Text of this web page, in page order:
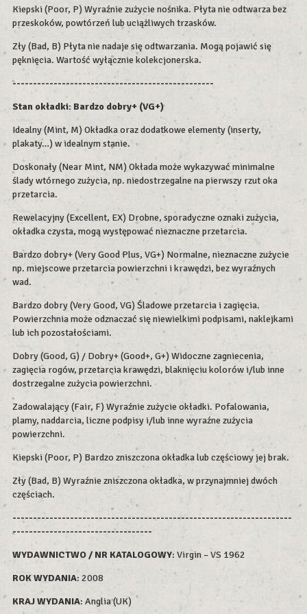
Kiepski (Poor, P) Wyraźnie zużycie nośnika. Płyta nie odtwarza bez
przeskoków, powtórzeń lub uciążliwych trzasków.
Zły (Bad, B) Płyta nie nadaje się odtwarzania. Mogą pojawić się
pęknięcia. Wartość wyłącznie kolekcjonerska.
-------------------------------------------------
Stan okładki: Bardzo dobry+ (VG+)
Idealny (Mint, M) Okładka oraz dodatkowe elementy (inserty,
plakaty…) w idealnym stanie.
Doskonały (Near Mint, NM) Okłada może wykazywać minimalne
ślady wtórnego zużycia, np. niedostrzegalne na pierwszy rzut oka
przetarcia.
Rewelacyjny (Excellent, EX) Drobne, sporadyczne oznaki zużycia,
okładka czysta, mogą występować nieznaczne przetarcia.
Bardzo dobry+ (Very Good Plus, VG+) Normalne, nieznaczne zużycie
np. miejscowe przetarcia powierzchni i krawędzi, bez wyraźnych
wad.
Bardzo dobry (Very Good, VG) Śladowe przetarcia i zagięcia.
Powierzchnia może odznaczać się niewielkimi podpisami, naklejkami
lub ich pozostałościami.
Dobry (Good, G) / Dobry+ (Good+, G+) Widoczne zagniecenia,
zagięcia rogów, przetarcia krawędzi, blaknięciu kolorów i/lub inne
dostrzegalne zużycia powierzchni.
Zadowalający (Fair, F) Wyraźnie zużycie okładki. Pofalowania,
plamy, naddarcia, liczne podpisy i/lub inne wyraźne zużycia
powierzchni.
Kiepski (Poor, P) Bardzo zniszczona okładka lub częściowy jej brak.
Zły (Bad, B) Wyraźnie zniszczona okładka, w przynajmniej dwóch
częściach.
--------------------------------------------------------------------
----------------------------------
WYDAWNICTWO / NR KATALOGOWY: Virgin – VS 1962
ROK WYDANIA: 2008
KRAJ WYDANIA: Anglia (UK)